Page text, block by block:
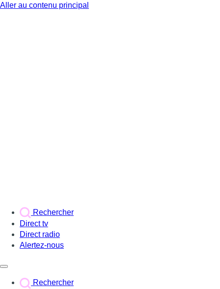
Aller au contenu principal
Rechercher
Direct tv
Direct radio
Alertez-nous
Rechercher